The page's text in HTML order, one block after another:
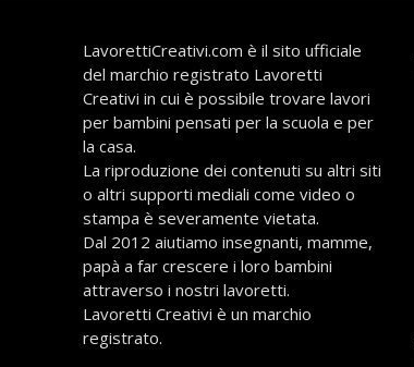
LavorettiCreativi.com è il sito ufficiale
del marchio registrato Lavoretti
Creativi in cui è possibile trovare lavori
per bambini pensati per la scuola e per
la casa.
La riproduzione dei contenuti su altri siti
o altri supporti mediali come video o
stampa è severamente vietata.
Dal 2012 aiutiamo insegnanti, mamme,
papà a far crescere i loro bambini
attraverso i nostri lavoretti.
Lavoretti Creativi è un marchio
registrato.